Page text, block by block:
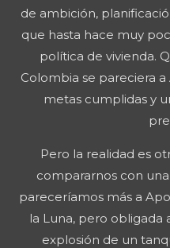
de ambición,
que hasta hace muy
política de vivienda.
Colombia se pareciera
metas cumplidas y
Pero la realidad es
compararnos con
pareceríamos más a
la Luna, pero obligada
explosión de un